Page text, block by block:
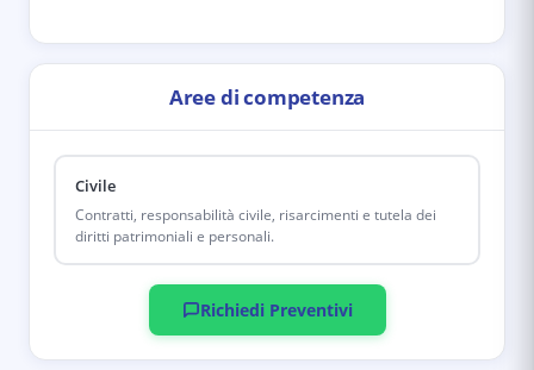
Aree di competenza
Civile
Contratti, responsabilità civile, risarcimenti e tutela dei
diritti patrimoniali e personali.
Richiedi Preventivi